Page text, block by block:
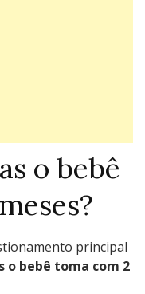
o bebê
principal
o bebê toma com 2